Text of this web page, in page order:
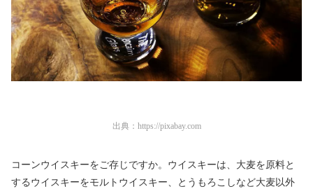
出典： https://pixabay.com
コーンウイスキーをご存じですか。ウイスキーは、大麦を原料と
するウイスキーをモルトウイスキー、とうもろこしなど大麦以外